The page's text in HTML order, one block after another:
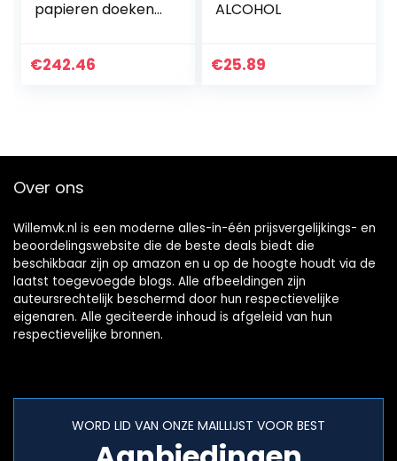
papieren doeken
lang, 3-laags, wit (1
€242.46
ALCOHOL
€25.89
Over ons
Willemvk.nl is een moderne alles-in-één prijsvergelijkings- en
beoordelingswebsite die de beste deals biedt die
beschikbaar zijn op amazon en u op de hoogte houdt via de
laatst toegevoegde blogs. Alle afbeeldingen zijn
auteursrechtelijk beschermd door hun respectievelijke
eigenaren. Alle geciteerde inhoud is afgeleid van hun
respectievelijke bronnen.
WORD LID VAN ONZE MAILLIJST VOOR BEST